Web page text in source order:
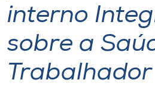
Portal de Ensino
Unoesc
interno
sobre a
Trabalhador